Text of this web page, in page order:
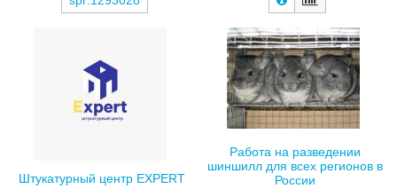
Штукатурный центр EXPERT
Работа на разведении
шиншилл для всех регионов в
России